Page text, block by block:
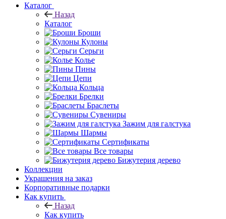
Каталог
Назад
Каталог
Броши
Кулоны
Серьги
Колье
Пины
Цепи
Кольца
Брелки
Браслеты
Сувениры
Зажим для галстука
Шармы
Сертификаты
Все товары
Бижутерия дерево
Коллекции
Украшения на заказ
Корпоративные подарки
Как купить
Назад
Как купить